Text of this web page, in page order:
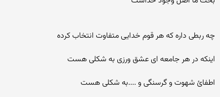
چه ربطی داره که هر قوم خدایی متفاوت انتخاب کرده
اینکه در هر جامعه ای عشق ورزی به شکلی هست
اطفائ شهوت و گرسنگی و ....به شکلی هست